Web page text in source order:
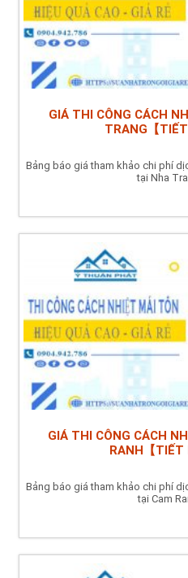
GIÁ THI CÔNG CÁCH
TRANG【TIẾT
Bảng báo giá tham khảo chi phí
tại Nha
GIÁ THI CÔNG CÁCH
RANH【TIẾT
Bảng báo giá tham khảo chi phí
tại Cam